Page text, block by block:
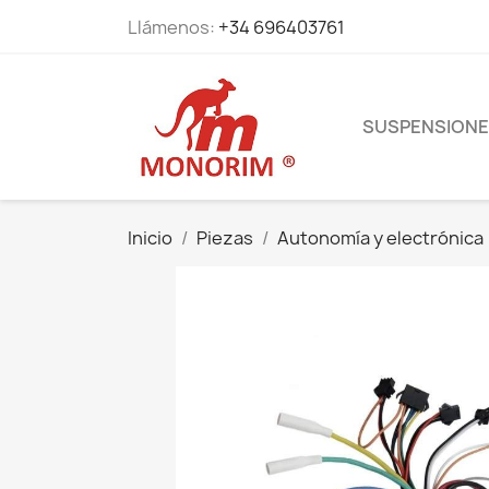
Llámenos: +34 696403761
Inicio Piezas Autonomía y electrónica